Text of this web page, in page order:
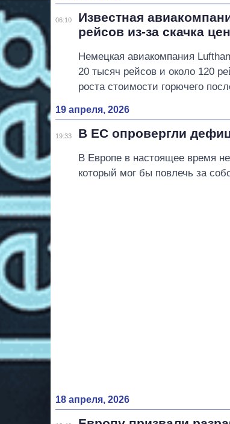
06:10
Известная
рейсов из-за скачка
Немецкая авиакомпания
20 тысяч рейсов и около 120
роста стоимости горючего
19 апреля, 2026
19:33 В ЕС опровергли
В Европе в настоящее время
который мог бы повлечь за
18 апреля, 2026